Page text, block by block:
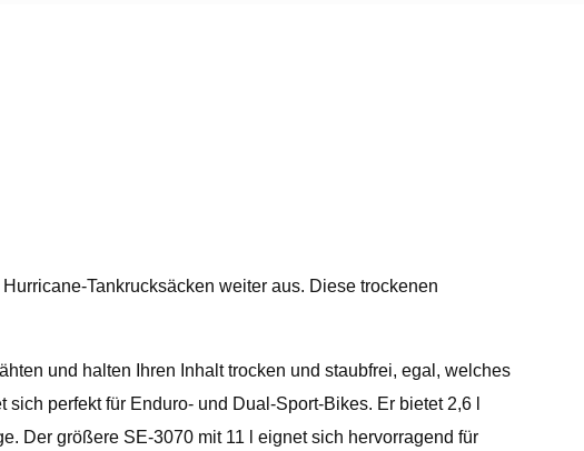
Tankrucksäcken weiter aus. Diese trockenen
und halten Ihren Inhalt trocken und staubfrei, egal, welches
perfekt für Enduro- und Dual-Sport-Bikes. Er bietet 2,6 l
Der größere SE-3070 mit 11 l eignet sich hervorragend für